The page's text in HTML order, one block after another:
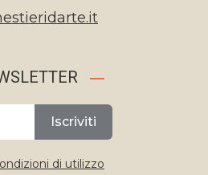
Iscriviti
di utilizzo